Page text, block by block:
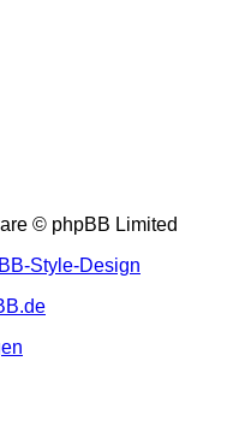
© phpBB Limited
Style-Design